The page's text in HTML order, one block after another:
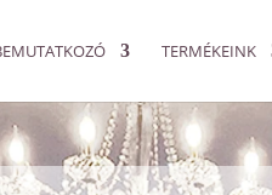
TERMÉKEINK